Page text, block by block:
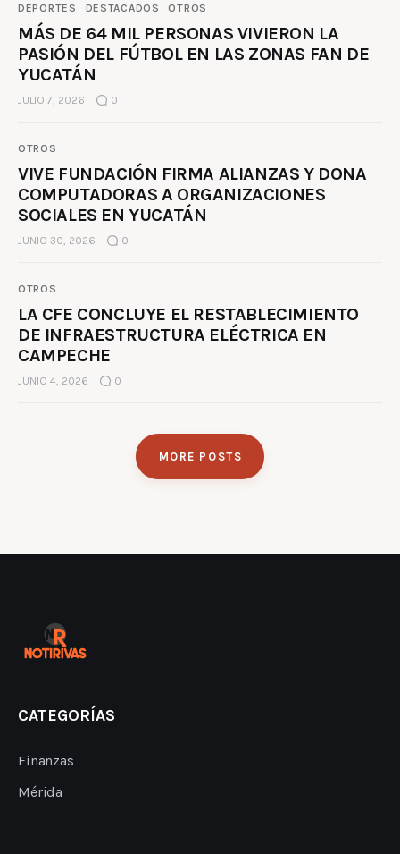
DEPORTES DESTACADOS OTROS
MÁS DE 64 MIL PERSONAS VIVIERON LA
PASIÓN DEL FÚTBOL EN LAS ZONAS FAN DE
YUCATÁN
JULIO 7, 2026 0
OTROS
VIVE FUNDACIÓN FIRMA ALIANZAS Y DONA
COMPUTADORAS A ORGANIZACIONES
SOCIALES EN YUCATÁN
JUNIO 30, 2026 0
OTROS
LA CFE CONCLUYE EL RESTABLECIMIENTO
DE INFRAESTRUCTURA ELÉCTRICA EN
CAMPECHE
JUNIO 4, 2026 0
MORE POSTS
CATEGORÍAS
Finanzas
Mérida